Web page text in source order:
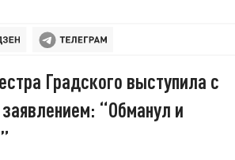
Градского выступила с
“Обманул и